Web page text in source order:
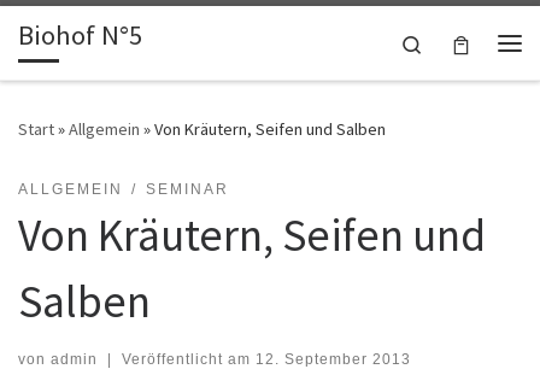
Zum Inhalt springen
Biohof N°5
Search
Start»Allgemein »Von Kräutern, Seifen und Salben
ALLGEMEIN SEMINAR
Von Kräutern, Seifen und
Salben
von admin | Veröffentlicht am 12. September 2013